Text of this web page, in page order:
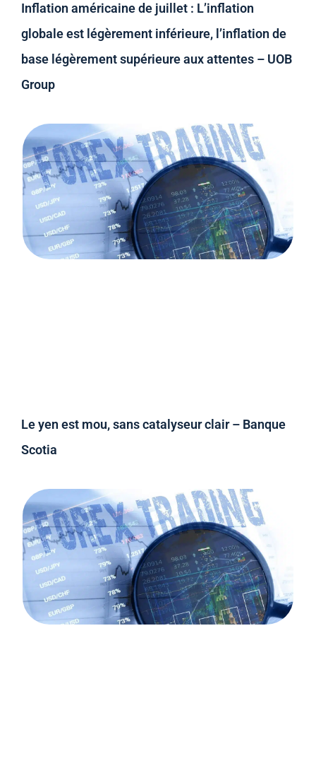
Inflation américaine de juillet : L’inflation
globale est légèrement inférieure, l’inflation de
base légèrement supérieure aux attentes – UOB
Group
Le yen est mou, sans catalyseur clair – Banque
Scotia